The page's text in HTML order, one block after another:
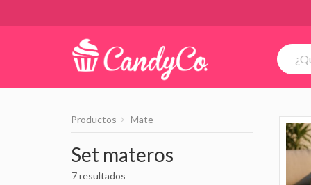
Productos Mate
Set materos
7 resultados